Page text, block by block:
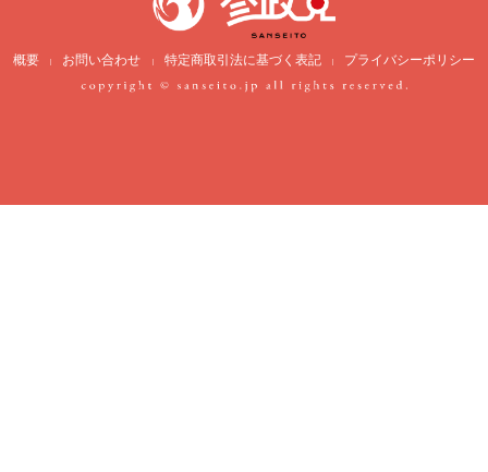
概要 | お問い合わせ | 特定商取引法に基づく表記 | プライバシーポリシー